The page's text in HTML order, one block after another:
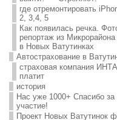
где отремонтировать
2, 3,4, 5
Как появилась речка.
репортаж из
в Новых Ватутинках
Автострахование в
страховая компания
платит
история
Нас уже 1000+ Спасибо за
участие!
Проект Новых Ватутинок